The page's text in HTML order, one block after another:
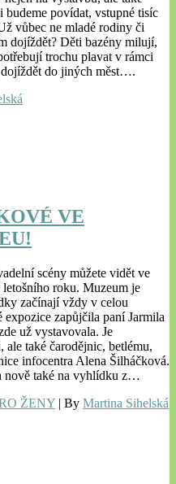
budeme povídat, vstupné tisíc
vůbec ne mladé rodiny či
dojíždět? Děti bazény milují,
trochu plavat v rámci
do jiných měst….
VE
scény můžete vidět ve
letošního roku. Muzeum je
začínají vždy v celou
zapůjčila paní Jarmila
už vystavovala. Je
ale také čarodějnic, betlému,
infocentra Alena Šilháčková.
nově také na vyhlídku z…
ŽENY | By Martina Sihelská